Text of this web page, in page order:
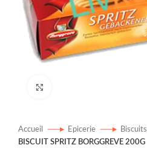
Accueil Epicerie
Biscuits
BISCUIT SPRITZ BORGGREVE 200G